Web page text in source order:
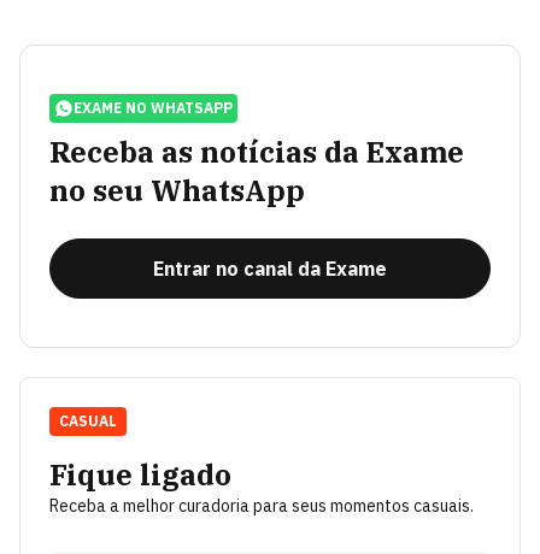
EXAME NO WHATSAPP
Receba as notícias da Exame
no seu WhatsApp
Entrar no canal da Exame
Fique ligado
Receba a melhor curadoria para seus momentos casuais.
CASUAL